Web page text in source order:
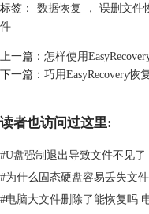
那么，怎样可以恢复这些文件
例。先备份好这部分的数据，
空。达到一个误删除操作同样
标签： 数据恢复 ， 误删文件
件
上一篇： 怎样使用
下一篇： 巧用EasyRecovery恢
读者也访问过这里:
#U盘强制退出导致文件不见
#为什么固态硬盘容易丢失文
#电脑大文件删除了能恢复吗